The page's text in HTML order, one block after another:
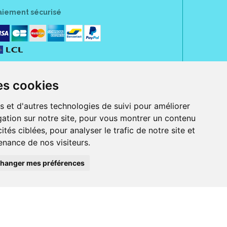
cookies
et d'autres technologies de suivi pour améliorer
sur notre site, pour vous montrer un contenu
ciblées, pour analyser le trafic de notre site et
de nos visiteurs.
mes préférences
sécurisé
Jeanne d' Harcourt, 80300 Albert.
ordonnance.
et iPod touch), ou sur Google Play (pour Androïd 5.0 ou version
Bancontact, PayPal.